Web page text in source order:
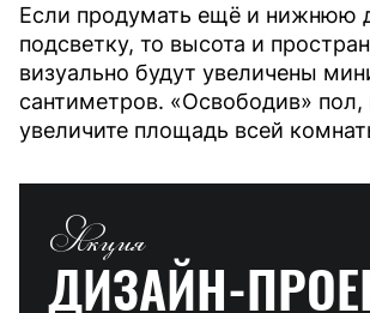
Если продумать ещё и нижнюю
подсветку, то высота и
визуально будут увеличены
сантиметров. «Освободив» пол,
увеличите площадь всей
Акция
ДИЗАЙН-